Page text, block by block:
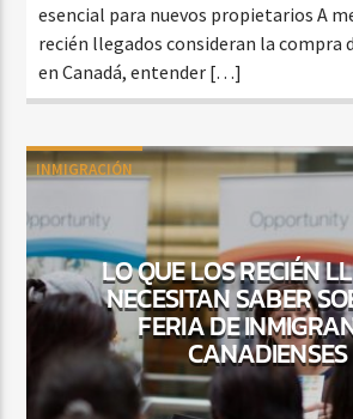
esencial para nuevos propietarios A
recién llegados consideran la compra
en Canadá, entender […]
INMIGRACIÓN
LO QUE LOS RECIÉN
NECESITAN SABER
FERIA DE
CANADIENSES